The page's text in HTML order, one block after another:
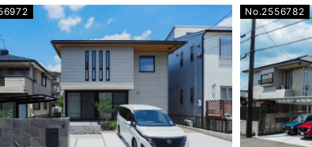
No.2556782